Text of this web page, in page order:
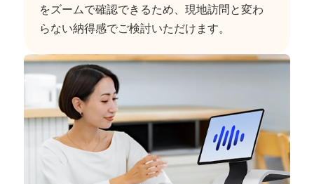
をズームで確認できるため、現地訪問と変わ
らない納得感でご検討いただけます。